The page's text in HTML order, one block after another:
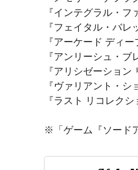
『インテグラル・フ
『フェイタル・バレ
『アーケード ディ
『アンリーシュ・ブ
『アリシゼーション
『ヴァリアント・シ
『ラスト リコレクシ
※「ゲーム『ソード